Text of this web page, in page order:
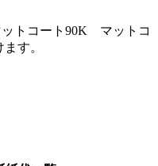
トコート90K マットコ
す。